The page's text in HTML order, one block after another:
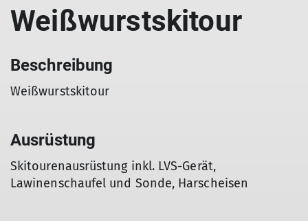
Weißwurstskitour
Beschreibung
Weißwurstskitour
Ausrüstung
Skitourenausrüstung inkl. LVS-Gerät,
Lawinenschaufel und Sonde, Harscheisen